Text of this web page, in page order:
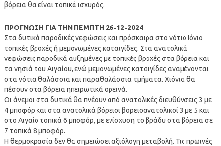
βόρεια θα είναι τοπικά ισχυρός.
ΠΡΟΓΝΩΣΗ ΓΙΑ ΤΗΝ ΠΕΜΠΤΗ 26-12-2024
Στα δυτικά παροδικές νεφώσεις και πρόσκαιρα στο νότιο Ιόνιο
τοπικές βροχές ή μεμονωμένες καταιγίδες. Στα ανατολικά
νεφώσεις παροδικά αυξημένες με τοπικές βροχές στα βόρεια και
τα νησιά του Αιγαίου, ενώ μεμονωμένες καταιγίδες αναμένονται
στα νότια θαλάσσια και παραθαλάσσια τμήματα. Χιόνια θα
πέσουν στα βόρεια ηπειρωτικά ορεινά.
Οι άνεμοι στα δυτικά θα πνέουν από ανατολικές διευθύνσεις 3 με
4 μποφόρ και στα ανατολικά βόρειοι βορειοανατολικοί 3 με 5 και
στο Αιγαίο τοπικά 6 μποφόρ, με ενίσχυση το βράδυ στα βόρεια σε
7 τοπικά 8 μποφόρ.
Η θερμοκρασία δεν θα σημειώσει αξιόλογη μεταβολή. Τις πρωινές